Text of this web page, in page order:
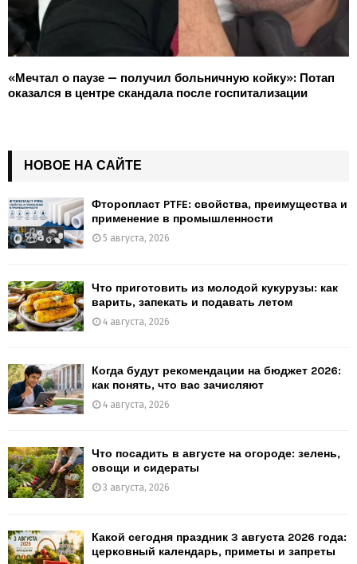
«Мечтал о паузе — получил больничную койку»: Потап
оказался в центре скандала после госпитализации
НОВОЕ НА САЙТЕ
Фторопласт PTFE: свойства, преимущества и
применение в промышленности
5 августа, 2026
Что приготовить из молодой кукурузы: как
варить, запекать и подавать летом
4 августа, 2026
Когда будут рекомендации на бюджет 2026:
как понять, что вас зачисляют
4 августа, 2026
Что посадить в августе на огороде: зелень,
овощи и сидераты
3 августа, 2026
Какой сегодня праздник 3 августа 2026 года:
церковный календарь, приметы и запреты